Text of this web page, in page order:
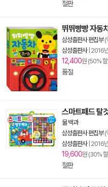
절판
뛰뛰빵빵 자동
삼성출판사 편집부(
삼성출판사| 2016
12,400원 (50%
품절
스마트패드 탈
물 백과
삼성출판사 편집부(
삼성출판사| 2016
19,600원 (30%
절판